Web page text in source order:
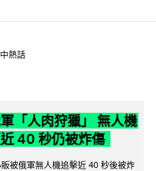
熱話
「人肉狩獵」 無人機
40 秒仍被炸傷
被俄軍無人機追擊近 40 秒後被炸